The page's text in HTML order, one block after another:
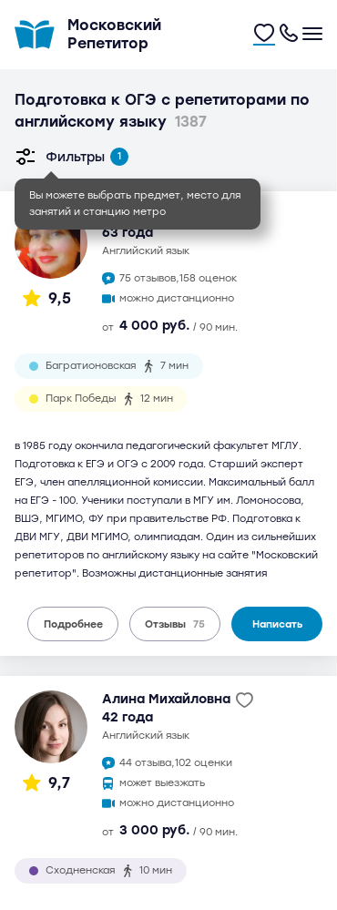
Московский
Репетитор
Подготовка к ОГЭ с репетиторами по
английскому языку 1387
Вы можете выбрать предмет, место для
занятий и станцию метро
Фильтры 1
9,5
Ольга Степановна
63 года
английский язык
75 отзывов,158 оценок
можно дистанционно
от 4 000 руб. / 90 мин.
Багратионовская 7 мин
Парк Победы 12 мин
в 1985 году окончила педагогический факультет МГЛУ.
Подготовка к ЕГЭ и ОГЭ с 2009 года. Старший эксперт
ЕГЭ, член апелляционной комиссии. Максимальный балл
на ЕГЭ - 100. Ученики поступали в МГУ им. Ломоносова,
ВШЭ, МГИМО, ФУ при правительстве РФ. Подготовка к
ДВИ МГУ, ДВИ МГИМО, олимпиадам. Один из сильнейших
репетиторов по английскому языку на сайте "Московский
репетитор". Возможны дистанционные занятия
Подробнее Отзывы 75 Написать
9,7
Алина Михайловна
42 года
английский язык
44 отзыва,102 оценки
может выезжать
можно дистанционно
от 3 000 руб. / 90 мин.
Сходненская 10 мин